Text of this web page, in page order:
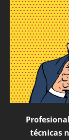
técnicas